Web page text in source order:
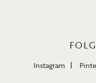
Instagram